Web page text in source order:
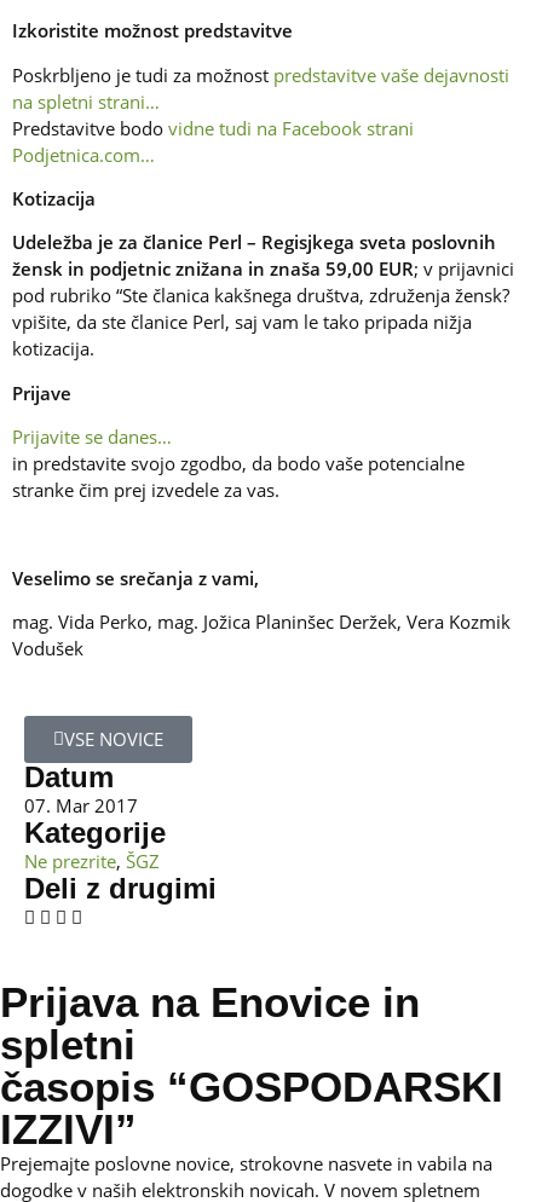
VSE NOVICE
Datum
07. Mar 2017
Kategorije
Ne prezrite, ŠGZ
Deli z drugimi
Izkoristite možnost predstavitve
Poskrbljeno je tudi za možnost predstavitve vaše dejavnosti
na spletni strani…
Predstavitve bodo vidne tudi na Facebook strani
Podjetnica.com…
Kotizacija
Udeležba je za članice Perl – Regisjkega sveta poslovnih
žensk in podjetnic znižana in znaša 59,00 EUR; v prijavnici
pod rubriko “Ste članica kakšnega društva, združenja žensk?
vpišite, da ste članice Perl, saj vam le tako pripada nižja
kotizacija.
Prijave
Prijavite se danes…
in predstavite svojo zgodbo, da bodo vaše potencialne
stranke čim prej izvedele za vas.
Veselimo se srečanja z vami,
mag. Vida Perko, mag. Jožica Planinšec Deržek, Vera Kozmik
Vodušek
Prijava na Enovice in
spletni
časopis “GOSPODARSKI
IZZIVI”
Prejemajte poslovne novice, strokovne nasvete in vabila na
dogodke v naših elektronskih novicah. V novem spletnem